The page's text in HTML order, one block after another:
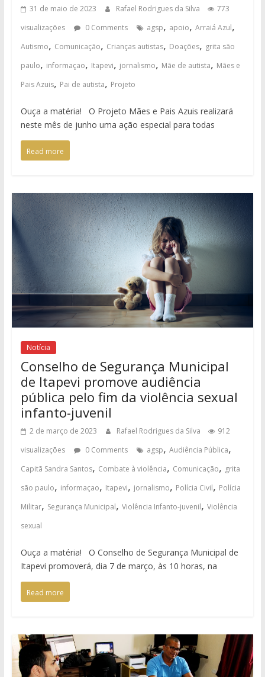
31 de maio de 2023 Rafael Rodrigues da Silva
773
visualizações
0 Comments agsp, apoio, Arraiá Azul,
Autismo, Comunicação, Crianças autistas, Doações, grita são
paulo, informaçao, Itapevi, jornalismo, Mãe de autista, Mães e
Pais Azuis, Pai de autista, Projeto
Ouça a matéria! O Projeto Mães e Pais Azuis realizará
neste mês de junho uma ação especial para todas
Read more
Notícia
Conselho de Segurança Municipal
de Itapevi promove audiência
pública pelo fim da violência sexual
infanto-juvenil
2 de março de 2023 Rafael Rodrigues da Silva
912
visualizações
0 Comments agsp, Audiência Pública,
Capitã Sandra Santos, Combate à violência, Comunicação, grita
são paulo, informaçao, Itapevi, jornalismo, Polícia Civil, Polícia
Militar, Segurança Municipal, Violência Infanto-juvenil, Violência
sexual
Ouça a matéria! O Conselho de Segurança Municipal de
Itapevi promoverá, dia 7 de março, às 10 horas, na
Read more